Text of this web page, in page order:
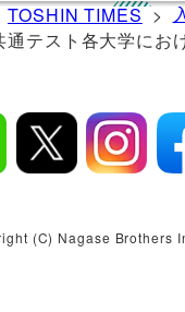
TOSHIN TIMES>
テスト各大学にお
(C) Nagase Brothers